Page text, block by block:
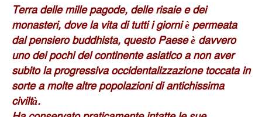
Terra delle mille pagode, delle risaie e dei
monasteri, dove la vita di tutti i giorni è permeata
dal pensiero buddhista, questo Paese è davvero
uno dei pochi del continente asiatico a non aver
subito la progressiva occidentalizzazione toccata in
sorte a molte altre popolazioni di antichissima
civiltà.